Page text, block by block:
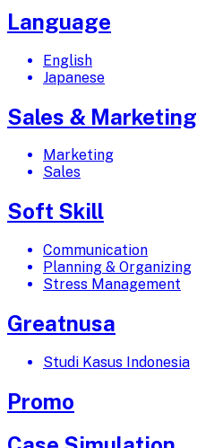
Language
English
Japanese
Sales & Marketing
Marketing
Sales
Soft Skill
Communication
Planning & Organizing
Stress Management
Greatnusa
Studi Kasus Indonesia
Promo